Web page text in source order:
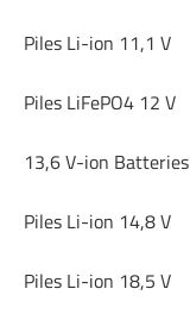
Piles Li-ion 11,1 V
Piles LiFePO4 12 V
13,6 V-ion Batteries
Piles Li-ion 14,8 V
Piles Li-ion 18,5 V